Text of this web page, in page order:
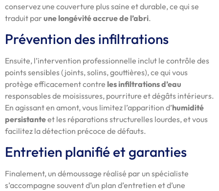
conservez une couverture plus saine et durable, ce qui se
traduit par une longévité accrue de l’abri.
Prévention des infiltrations
Ensuite, l’intervention professionnelle inclut le contrôle des
points sensibles (joints, solins, gouttières), ce qui vous
protège efficacement contre les infiltrations d’eau
responsables de moisissures, pourriture et dégâts intérieurs.
En agissant en amont, vous limitez l’apparition d’humidité
persistanteet les réparations structurelles lourdes, et vous
facilitez la détection précoce de défauts.
Entretien planifié et garanties
Finalement, un démoussage réalisé par un spécialiste
s’accompagne souvent d’un plan d’entretien et d’une